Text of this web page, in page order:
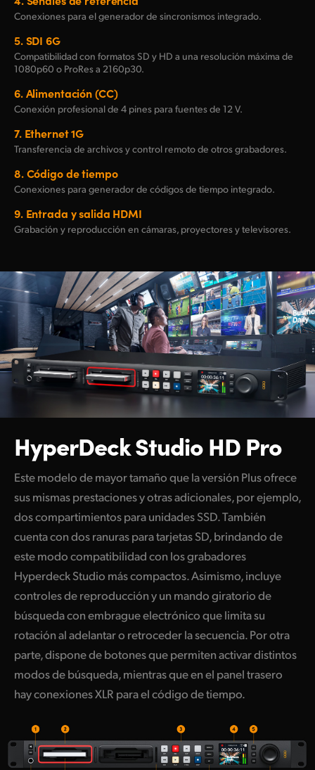
Conexiones para el generador de sincronismos integrado.
5.SDI 6G
Compatibilidad con formatos SD y HD a una resolución máxima de
1080p60 o ProRes a 2160p30.
6.Alimentación (CC)
Conexión profesional de 4 pines para fuentes de 12 V.
7.Ethernet 1G
Transferencia de archivos y control remoto de otros grabadores.
8.Código de tiempo
Conexiones para generador de códigos de tiempo integrado.
9.Entrada y salida HDMI
Grabación y reproducción en cámaras, proyectores y televisores.
HyperDeck Studio HD Pro
Este modelo de mayor tamaño que la versión Plus ofrece
sus mismas prestaciones y otras adicionales, por ejemplo,
dos compartimientos para unidades SSD. También
cuenta condos ranuraspara tarjetas SD, brindando de
este modo compatibilidad con los grabadores
Hyperdeck Studio más compactos. Asimismo, incluye
controles de reproducción y un mando giratorio de
búsqueda con embrague electrónico que limita su
rotación al adelantar o retrocederla secuencia.Por otra
parte, dispone de botones que permiten activar distintos
modos de búsqueda, mientras que en el panel trasero
hay conexiones XLR para el código de tiempo.